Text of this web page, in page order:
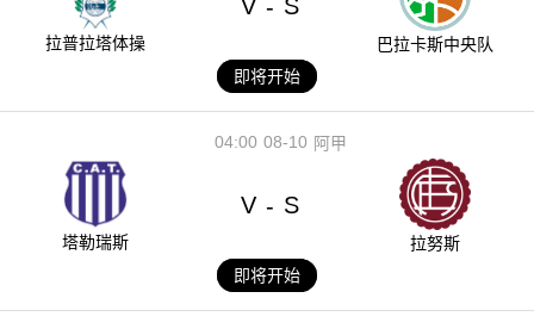
拉普拉塔体操
V - S
巴拉卡斯中央队
即将开始
08-10
04:00 阿甲
塔勒瑞斯
V - S
拉努斯
即将开始